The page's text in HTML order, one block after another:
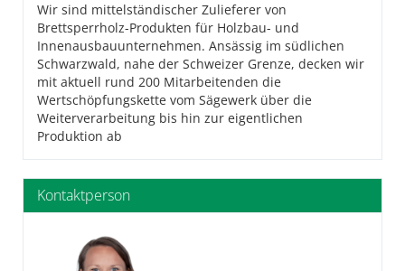
Wir sind mittelständischer Zulieferer von
Brettsperrholz-Produkten für Holzbau- und
Innenausbauunternehmen. Ansässig im südlichen
Schwarzwald, nahe der Schweizer Grenze, decken wir
mit aktuell rund 200 Mitarbeitenden die
Wertschöpfungskette vom Sägewerk über die
Weiterverarbeitung bis hin zur eigentlichen
Produktion ab
Kontaktperson